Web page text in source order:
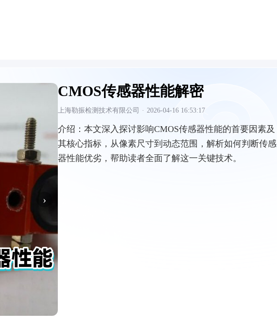
›
CMOS传感器性能解密
上海勒振检测技术有限公司 · 2026-04-16 16:53:17
介绍： 本文深入探讨影响CMOS传感器性能的首要因素及
其核心指标，从像素尺寸到动态范围，解析如何判断传感
器性能优劣，帮助读者全面了解这一关键技术。